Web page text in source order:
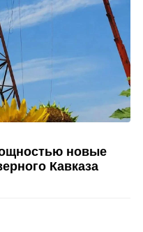
новые
Кавказа